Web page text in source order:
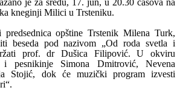
je za sredu, 17. jun, u 20.30 časova na
kneginji Milici u Trsteniku.
predsednica opštine Trstenik Milena Turk,
beseda pod nazivom „Od roda svetla i
prof. dr Dušica Filipović. U okviru
i pesnikinje Simona Dmitrović, Nevena
Stojić, dok će muzički program izvesti